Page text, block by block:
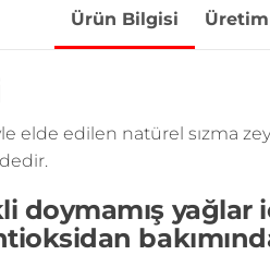
Ürün Bilgisi
elde edilen natürel sızma
doymamış yağlar